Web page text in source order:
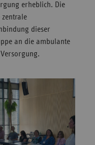
erheblich. Die
dieser
an die ambulante